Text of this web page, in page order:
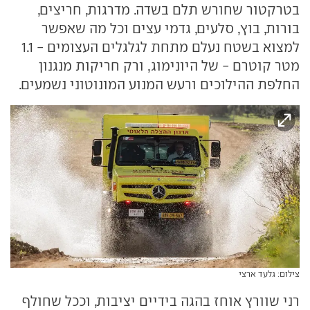
בטרקטור שחורש תלם בשדה. מדרגות, חריצים,
בורות, בוץ, סלעים, גדמי עצים וכל מה שאפשר
למצוא בשטח נעלם מתחת לגלגלים העצומים - 1.1
מטר קוטרם - של היונימוג, ורק חריקות מנגנון
החלפת ההילוכים ורעש המנוע המונוטוני נשמעים.
צילום: גלעד ארצי
רני שוורץ אוחז בהגה בידיים יציבות, וככל שחולף